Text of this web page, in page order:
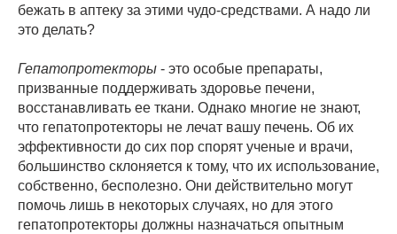
бежать в аптеку за этими чудо-средствами. А надо ли
это делать?
Гепатопротекторы - это особые препараты,
призванные поддерживать здоровье печени,
восстанавливать ее ткани. Однако многие не знают,
что гепатопротекторы не лечат вашу печень. Об их
эффективности до сих пор спорят ученые и врачи,
большинство склоняется к тому, что их использование,
собственно, бесполезно. Они действительно могут
помочь лишь в некоторых случаях, но для этого
гепатопротекторы должны назначаться опытным